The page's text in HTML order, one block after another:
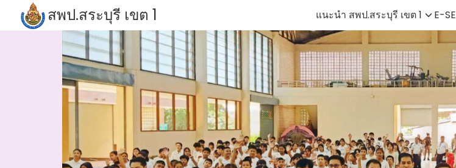
สพป.สระบุรี เขต 1 แนะนำ สพป.สระบุรี เขต 1 E-
Search
for: